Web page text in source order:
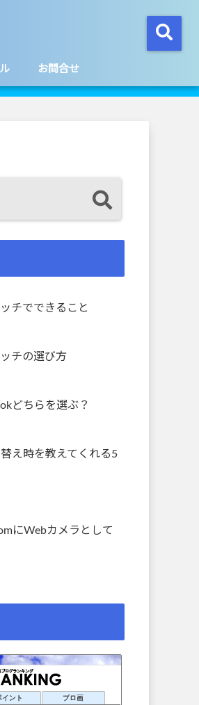
お問合せ
チでできること
チの選び方
どちらを選ぶ？
え時を教えてくれる5
にWebカメラとして
イント ブロ画